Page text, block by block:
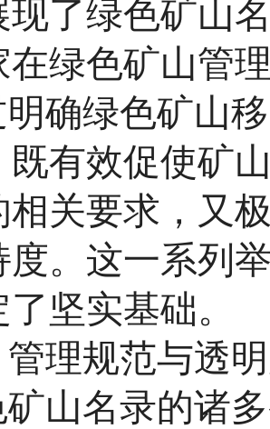
现了绿色矿山
在绿色矿山管
确绿色矿山
既有效促使矿
相关要求，又
度。这一系列
坚实基础。
管理规范与透
山名录的诸